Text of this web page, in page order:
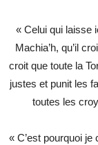
« Celui qui laisse
Machia’h, qu’il
croit que toute la
justes et punit les
toutes les
« C’est pourquoi